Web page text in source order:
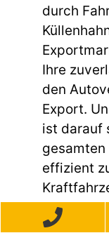
durch
Ihre
den
Export.
ist darauf
gesamten
effizient
Mängel